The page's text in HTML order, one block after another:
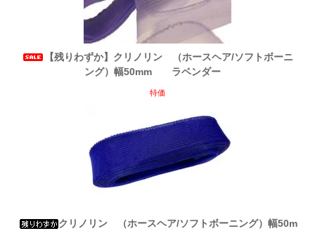
【残りわずか】クリノリン （ホースヘア/ソフトボーニ
ング）幅50mm ラベンダー
特価
クリノリン （ホースヘア/ソフトボーニング）幅50m